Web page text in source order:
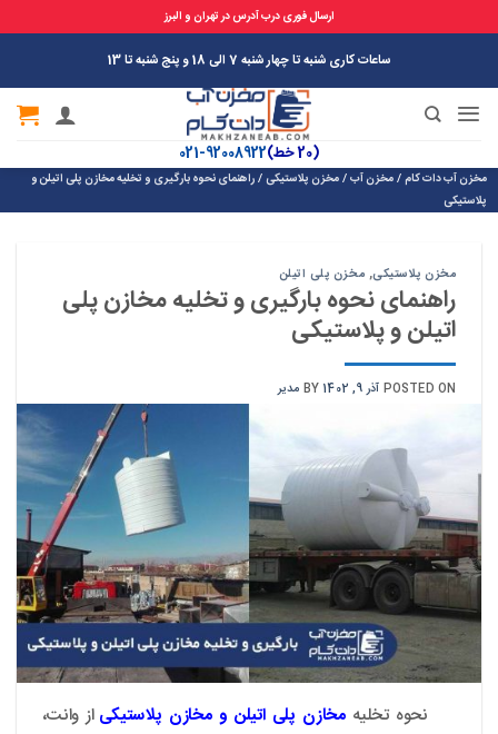
ارسال فوری درب آدرس در تهران و البرز
ساعات کاری شنبه تا چهار شنبه 7 الی 18 و پنج شنبه تا 13
(20 خط) 92008922-021
مخزن آب دات کام/مخزن آب/مخزن پلاستیکی/راهنمای نحوه بارگیری و تخلیه مخازن پلی اتیلن و
پلاستیکی
مخزن پلاستیکی,مخزن پلی اتیلن
راهنمای نحوه بارگیری و تخلیه مخازن پلی
اتیلن و پلاستیکی
POSTED ONآذر 9, 1402 BYمدیر
نحوه تخلیه مخازن پلی اتیلنو مخازن پلاستیکیاز وانت،